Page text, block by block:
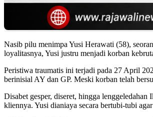
Nasib pilu menimpa Yusi Herawati (58),
loyalitasnya, Yusi justru menjadi korban
Peristiwa traumatis ini terjadi pada 27 April
berinisial AY dan GP. Meski korban telah
Disabet gesper, diseret, hingga
kliennya. Yusi dianiaya secara bertubi-tubi